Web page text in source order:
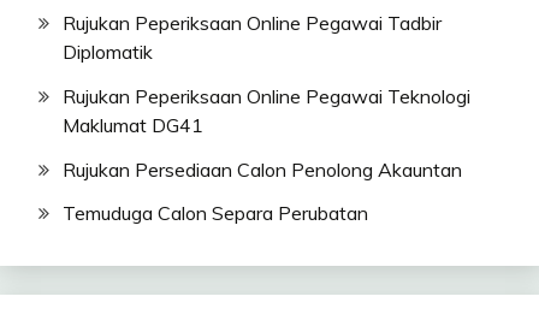
Rujukan Peperiksaan Online Pegawai Tadbir
Diplomatik
Rujukan Peperiksaan Online Pegawai Teknologi
Maklumat DG41
Rujukan Persediaan Calon Penolong Akauntan
Temuduga Calon Separa Perubatan